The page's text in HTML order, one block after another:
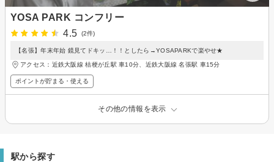
YOSA PARK コンフリー
4.5
(2件)
【名張】年末年始 鏡見てドキッ…！！としたら→YOSAPARKで楽やせ★
アクセス：近鉄大阪線 桔梗が丘駅 車10分、近鉄大阪線 名張駅 車15分
ポイントが貯まる・使える
その他の情報を表示
駅から探す